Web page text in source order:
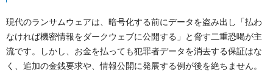
現代のランサムウェアは、暗号化する前にデータを盗み出し「払わ
なければ機密情報をダークウェブに公開する」と脅す二重恐喝が主
流です。しかし、お金を払っても犯罪者データを消去する保証はな
く、追加の金銭要求や、情報公開に発展する例が後を絶ちません。